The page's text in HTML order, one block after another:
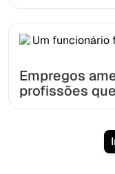
Empregos
profissões